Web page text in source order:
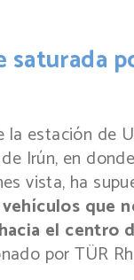
saturada
la estación de
Irún, en
vista, ha
que
el centro
por TÜR